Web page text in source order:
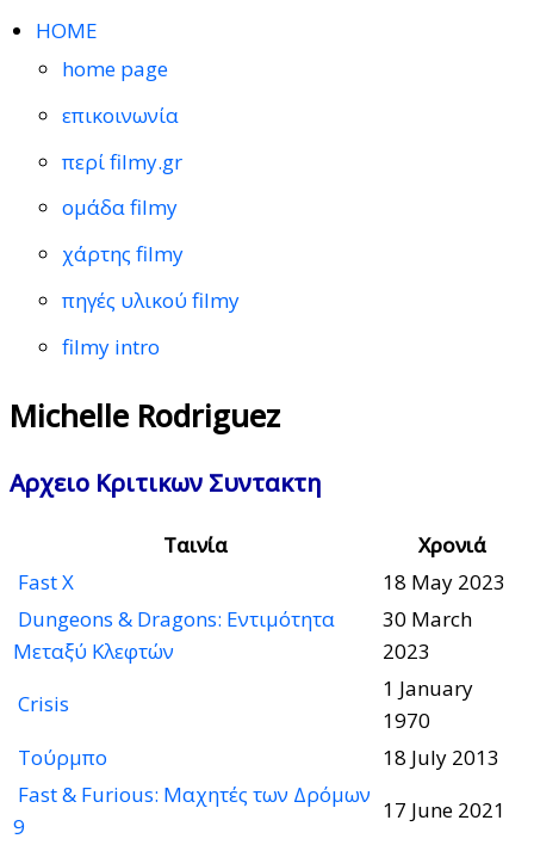
HOME
home page
επικοινωνία
περί filmy.gr
ομάδα filmy
χάρτης filmy
πηγές υλικού filmy
filmy intro
Michelle Rodriguez
Αρχειο Κριτικων Συντακτη
Ταινία
Χρονιά
Fast X
18 May 2023
Dungeons & Dragons: Εντιμότητα
Μεταξύ Κλεφτών
30 March
2023
Crisis
1 January
1970
Τούρμπο
18 July 2013
Fast & Furious: Μαχητές των Δρόμων
9
17 June 2021